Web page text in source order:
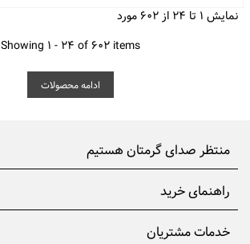
نمایش 1 تا 24 از 602 مورد
Showing 1 - 24 of 602 items
ادامه محصولات
منتظر صدای گرمتان هستیم
راهنمای خرید
خدمات مشتریان